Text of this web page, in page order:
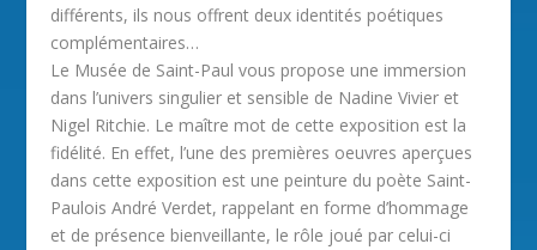
différents, ils nous offrent deux identités poétiques
complémentaires…
Le Musée de Saint-Paul vous propose une immersion
dans l’univers singulier et sensible de Nadine Vivier et
Nigel Ritchie. Le maître mot de cette exposition est la
fidélité. En effet, l’une des premières oeuvres aperçues
dans cette exposition est une peinture du poète Saint-
Paulois André Verdet, rappelant en forme d’hommage
et de présence bienveillante, le rôle joué par celui-ci